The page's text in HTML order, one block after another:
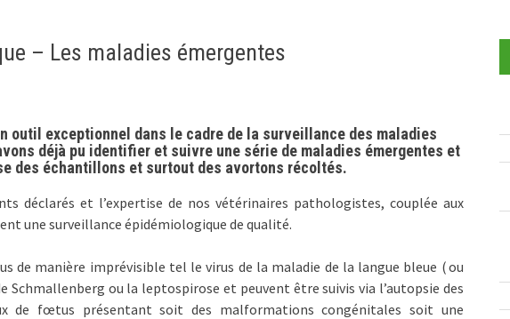
– Les maladies émergentes
outil exceptionnel dans le cadre de la surveillance des maladies
déjà pu identifier et suivre une série de maladies émergentes et
des échantillons et surtout des avortons récoltés.
déclarés et l’expertise de nos vétérinaires pathologistes, couplée aux
une surveillance épidémiologique de qualité.
de manière imprévisible tel le virus de la maladie de la langue bleue ( ou
Schmallenberg ou la leptospirose et peuvent être suivis via l’autopsie des
de fœtus présentant soit des malformations congénitales soit une